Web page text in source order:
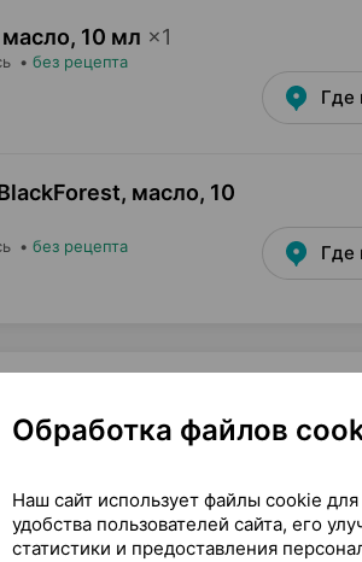
, 10 мл ×1
• без рецепта
Где
масло, 10
• без рецепта Где
Фарм лаб Беларусь
Обработка файлов
Наш сайт использует файлы cookie
удобства пользователей сайта, его
статистики и предоставления